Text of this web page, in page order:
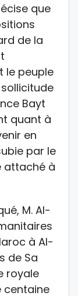
que
de la
le peuple
Bayt
quant à
en
par le
attaché à
M. Al-
à Al-
de Sa
royale
centaine